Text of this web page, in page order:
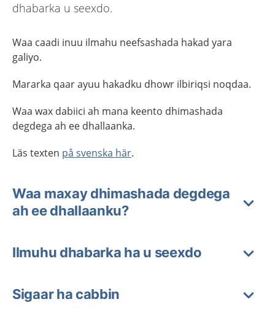
dhabarka u seexdo.
Waa caadi inuu ilmahu neefsashada hakad yara
galiyo.
Mararka qaar ayuu hakadku dhowr ilbiriqsi noqdaa.
Waa wax dabiici ah mana keento dhimashada
degdega ah ee dhallaanka.
Läs texten på svenska här.
Waa maxay dhimashada degdega
ah ee dhallaanku?
Ilmuhu dhabarka ha u seexdo
Sigaar ha cabbin